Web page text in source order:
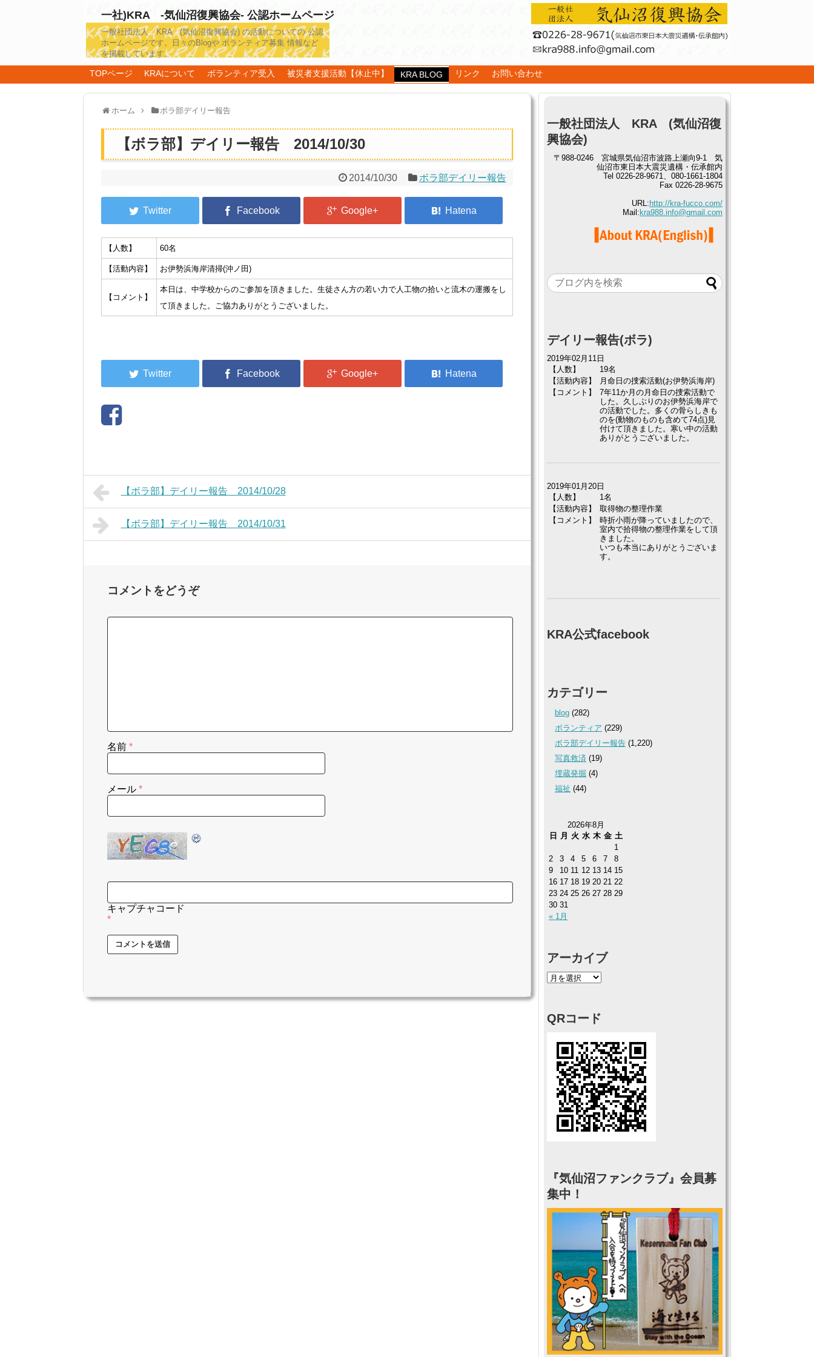
一社)KRA -気仙沼復興協会- 公認ホームページ
一般社団法人 KRA (気仙沼復興協会) の活動についての 公認
ホームページです。日々のBlogや ボランティア募集 情報など
を掲載しています。
TOPページ KRAについて ボランティア受入 被災者支援活動【休止中】 KRA BLOG リンク お問い合わせ
ホーム ボラ部デイリー報告
【ボラ部】デイリー報告 2014/10/30
2014/10/30 ボラ部デイリー報告
【人数】 60名
【活動内容】 お伊勢浜海岸清掃(沖ノ田)
【コメント】
本日は、中学校からのご参加を頂きました。生徒さん方の若い力で人工物の拾いと流木の運搬をし
て頂きました。ご協力ありがとうございました。
【ボラ部】デイリー報告 2014/10/28
【ボラ部】デイリー報告 2014/10/31
コメントをどうぞ
名前 *
メール *
キャプチャコード
*
一般社団法人 KRA (気仙沼復
興協会)
〒988-0246 宮城県気仙沼市波路上瀬向9-1 気
仙沼市東日本大震災遺構・伝承館内
Tel 0226-28-9671、080-1661-1804
Fax 0226-28-9675
URL: http://kra-fucco.com/
Mail: kra988.info@gmail.com
デイリー報告(ボラ)
2019年02月11日
【人数】
19名
【活動内容】
月命日の捜索活動(お伊勢浜海岸)
【コメント】
7年11か月の月命日の捜索活動で
した。久しぶりのお伊勢浜海岸で
の活動でした。多くの骨らしきも
のを(動物のものも含めて74点)見
付けて頂きました。寒い中の活動
ありがとうございました。
2019年01月20日
【人数】
1名
【活動内容】
取得物の整理作業
【コメント】
時折小雨が降っていましたので、
室内で拾得物の整理作業をして頂
きました。
いつも本当にありがとうございま
す。
KRA公式facebook
カテゴリー
blog (282)
ボランティア (229)
ボラ部デイリー報告 (1,220)
写真救済 (19)
埋蔵発掘 (4)
福祉 (44)
2026年8月
日
月 火 水 木 金 土
« 1月
1
2
3 4 5 6 7
8
9
10 11 12 13 14 15
16 17 18 19 20 21 22
23 24 25 26 27 28 29
30 31
アーカイブ
QRコード
『気仙沼ファンクラブ』会員募
集中！